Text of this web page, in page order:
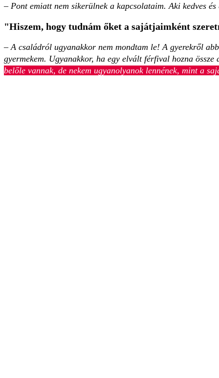
– Pont emiatt nem sikerülnek a kapcsolataim. Aki kedves
"Hiszem, hogy tudnám őket a sajátjaimként
– A családról ugyanakkor nem mondtam le! A gyerekről
gyermekem. Ugyanakkor, ha egy elvált férfival hozna
belőle vannak, de nekem ugyanolyanok lennének, mint a